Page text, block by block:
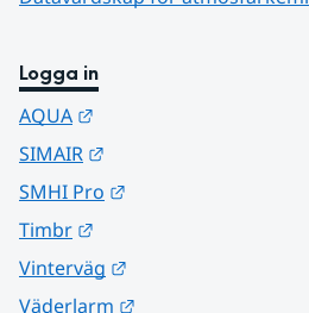
Logga in
AQUA
SIMAIR
SMHI Pro
Timbr
Vinterväg
Väderlarm